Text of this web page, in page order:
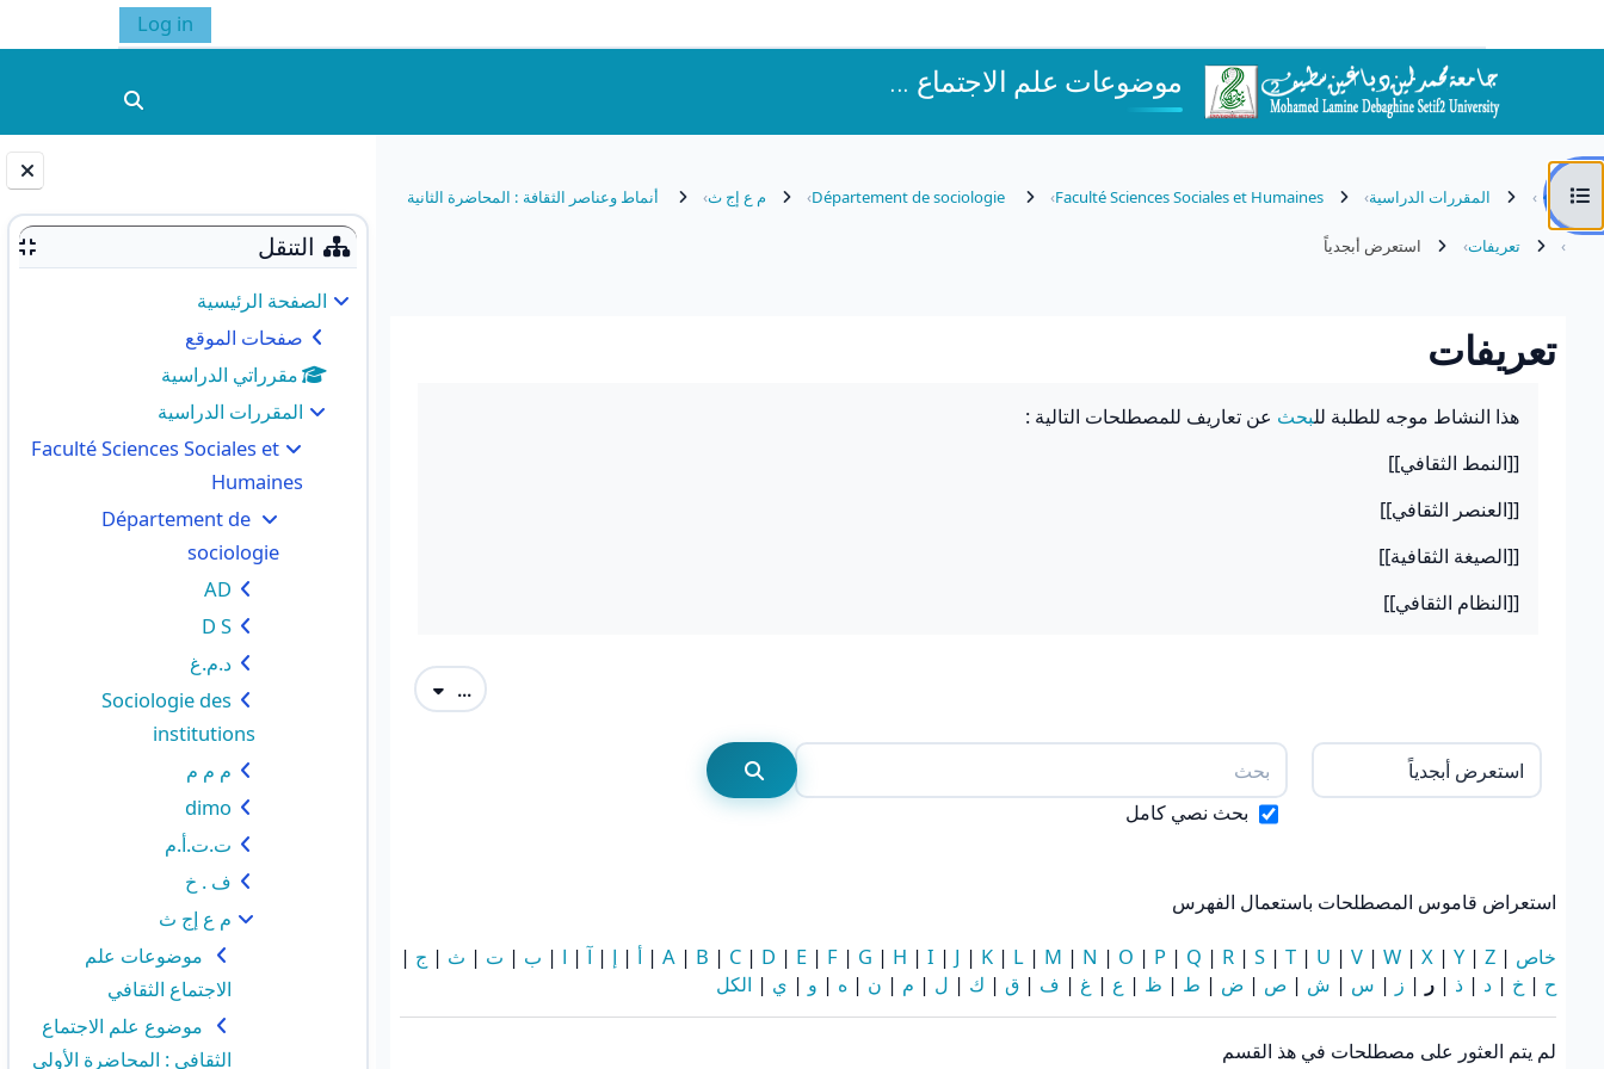
الكتلالتنقل
الصفحة الرئيسية
صفحات الموقع
مقرراتي الدراسية
المقررات الدراسية
Faculté Sciences Sociales et
Humaines
Département de
sociologie
AD
D S
د.م.غ
Sociologie des
institutions
م م م
dimo
ت.ت.أ.م
ف . خ
م ع إج ث
موضوعات علم
الاجتماع الثقافي
موضوع علم الاجتماع
الثقافي : المحاضرة الأولى
Log in
موضوعات علم الاجتماع ...
فتح فهرس المقررالمقررات الدراسية Faculté Sciences Sociales et Humaines م ع إج ث أنماط وعناصر الثقافة : المحاضرة الثانية
تعريفات استعرض أبجدياً
تعريفات
هذا النشاط موجه للطلبة للبحث عن تعاريف للمصطلحات التالية :
[[النمط الثقافي]]
[[العنصر الثقافي]]
[[الصيغة الثقافية]]
[[النظام الثقافي]]
... تصدير المصطلحات
استعراض قاموس المصطلحات باستعمال الفهرس
بحث
بحث
بحث نصي كامل
استعراض قاموس المصطلحات باستعمال الفهرس
خاص |
A | B | C | D | E | F | G | H | I | J | K | L | M | N | O | P | Q | R | S | T | U | V | W | X | Y| Z
| أ | إ |آ| ا | ب | ت | ث | ج |
ح | خ | د | ذ | ر | ز | س | ش | ص | ض | ط | ظ | ع | غ | ف | ق | ك | ل | م | ن | ه | و | ي | الكل
لم يتم العثور على مصطلحات في هذ القسم